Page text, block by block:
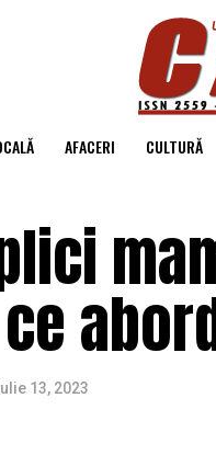
AFACERI CULTURĂ
13, 2023